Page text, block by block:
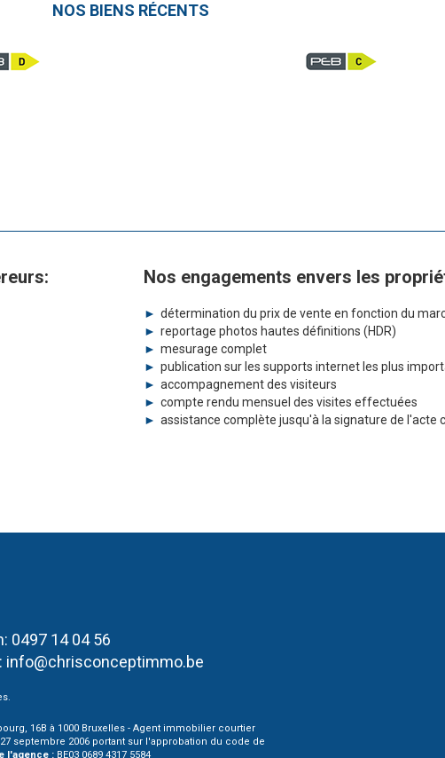
NOS BIENS RÉCENTS
Nos engagements envers les
détermination du prix de vente en fonction du
reportage photos hautes définitions (HDR)
mesurage complet
publication sur les supports internet les plus
accompagnement des visiteurs
compte rendu mensuel des visites effectuées
assistance complète jusqu'à la signature de l'acte
0497 14 04 56
info@chrisconceptimmo.be
16B à 1000 Bruxelles - Agent immobilier courtier
septembre 2006 portant sur l'approbation du code de
l'agence : BE03 0689 4317 5584